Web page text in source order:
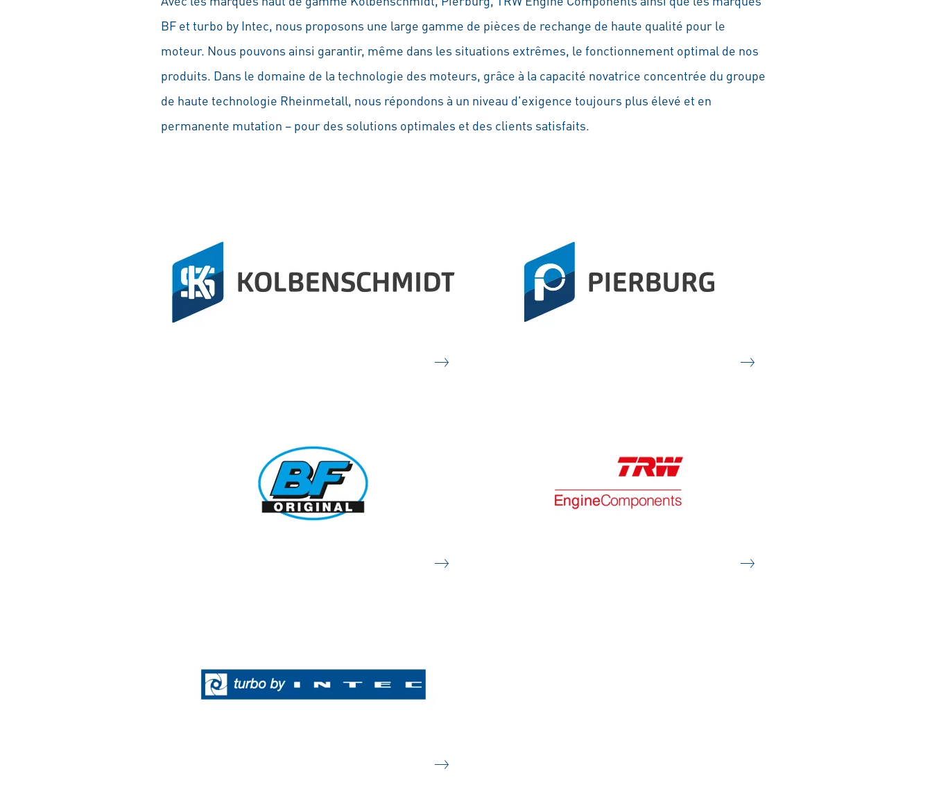
BF et turbo by Intec, nous proposons une large gamme de pièces de rechange de haute qualité pour le
moteur. Nous pouvons ainsi garantir, même dans les situations extrêmes, le fonctionnement optimal de nos
produits. Dans le domaine de la technologie des moteurs, grâce à la capacité novatrice concentrée du groupe
de haute technologie Rheinmetall, nous répondons à un niveau d'exigence toujours plus élevé et en
permanente mutation – pour des solutions optimales et des clients satisfaits.